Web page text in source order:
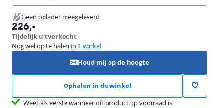
Geen oplader meegeleverd
226,-
Tijdelijk uitverkocht
Nog wel op te halen in 1 winkel
Houd mij op de hoogte
Ophalen in de winkel
Weet als eerste wanneer dit product op voorraad is